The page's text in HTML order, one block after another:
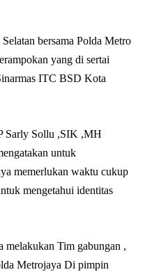
bersama Polda Metro
yang di sertai
ITC BSD Kota
Sarly Sollu ,SIK ,MH
untuk
memerlukan waktu cukup
mengetahui identitas
melakukan Tim gabungan ,
Metrojaya Di pimpin